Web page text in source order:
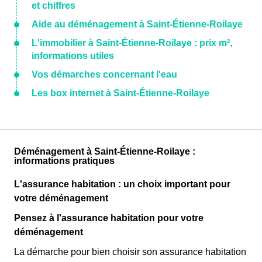
et chiffres
Aide au déménagement à Saint-Étienne-Roilaye
L'immobilier à Saint-Étienne-Roilaye : prix m²,
informations utiles
Vos démarches concernant l'eau
Les box internet à Saint-Étienne-Roilaye
Déménagement à Saint-Étienne-Roilaye :
informations pratiques
L'assurance habitation : un choix important pour
votre déménagement
Pensez à l'assurance habitation pour votre
déménagement
La démarche pour bien choisir son assurance habitation